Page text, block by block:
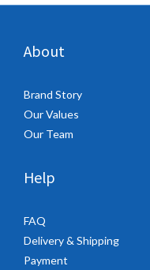
About
Brand Story
Our Values
Our Team
Help
FAQ
Delivery & Shipping
Payment